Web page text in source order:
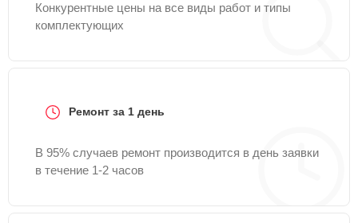
Конкурентные цены на все виды работ и типы
комплектующих
Ремонт за 1 день
В 95% случаев ремонт производится в день заявки
в течение 1-2 часов